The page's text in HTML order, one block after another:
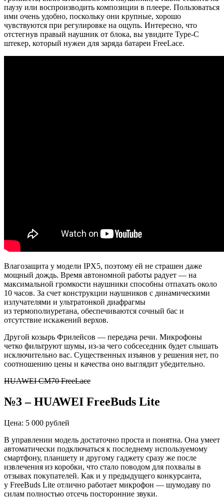
паузу или воспроизводить композиции в плеере. Пользоваться
ими очень удобно, поскольку они крупные, хорошо
чувствуются при регулировке на ощупь. Интересно, что
отстегнув правый наушник от блока, вы увидите Type-C
штекер, который нужен для заряда батареи FreeLace.
Влагозащита у модели IPX5, поэтому ей не страшен даже
мощный дождь. Время автономной работы радует — на
максимальной громкости наушники способны отпахать около
10 часов. За счет конструкции наушников с динамическими
излучателями и ультратонкой диафрагмы
из термополиуретана, обеспечиваются сочный бас и
отсутствие искажений верхов.
Другой козырь Фрилейсов — передача речи. Микрофоны
четко фильтруют шумы, из-за чего собсеседник будет слышать
исключительно вас. Существенных изъянов у решения нет, по
соотношению цены и качества оно выглядит убедительно.
HUAWEI CM70 FreeLace
№3 – HUAWEI FreeBuds Lite
Цена: 5 000 рублей
В управлении модель достаточно проста и понятна. Она умеет
автоматически подключаться к последнему используемому
смартфону, планшету и другому гаджету сразу же после
извлечения из коробки, что стало поводом для похвалы в
отзывах покупателей. Как и у предыдущего конкурсанта,
у FreeBuds Lite отлично работает микрофон — шумодаву по
силам полностью отсечь посторонние звуки.